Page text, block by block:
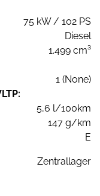
75 kW / 102 PS
Diesel
1.499 cm³
1 (None)
5,6 l/100km
147 g/km
E
Zentrallager